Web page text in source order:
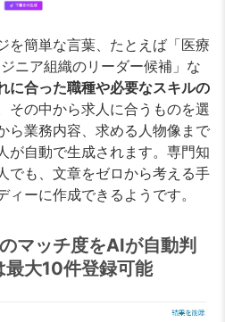
を簡単な言葉、たとえば「医療
ニア組織のリーダー候補」な
に合った職種や必要なスキルの
その中から求人に合うものを選
ら業務内容、求める人物像まで
が自動で生成されます。専門知
でも、文章をゼロから考える手
ーに作成できるようです。
マッチ度をAIが自動判
大10件登録可能